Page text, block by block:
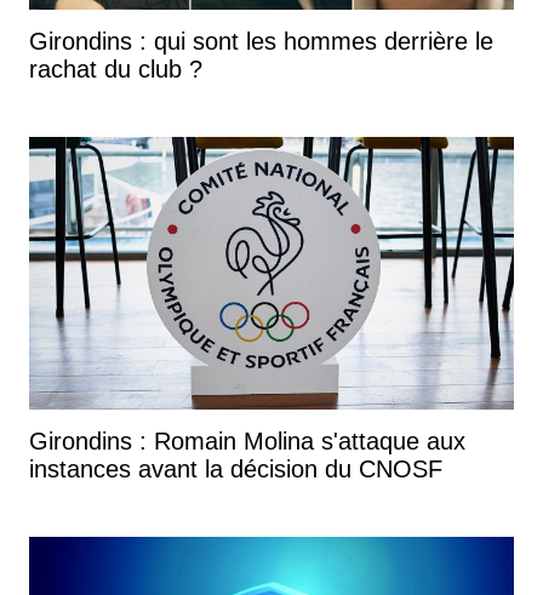
Girondins : qui sont les hommes derrière le
rachat du club ?
Girondins : Romain Molina s'attaque aux
instances avant la décision du CNOSF